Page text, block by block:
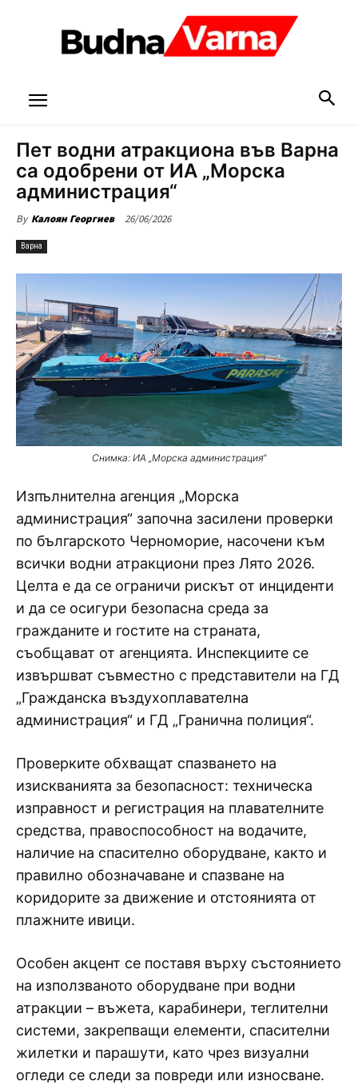
Пет водни атракциона във Варна
са одобрени от ИА „Морска
администрация“
By Калоян Георгиев 26/06/2026
Варна
Снимка: ИА „Морска администрация“
Изпълнителна агенция „Морска
администрация“ започна засилени проверки
по българското Черноморие, насочени към
всички водни атракциони през Лято 2026.
Целта е да се ограничи рискът от инциденти
и да се осигури безопасна среда за
гражданите и гостите на страната,
съобщават от агенцията. Инспекциите се
извършват съвместно с представители на ГД
„Гражданска въздухоплавателна
администрация“ и ГД „Гранична полиция“.
Проверките обхващат спазването на
изискванията за безопасност: техническа
изправност и регистрация на плавателните
средства, правоспособност на водачите,
наличие на спасително оборудване, както и
правилно обозначаване и спазване на
коридорите за движение и отстоянията от
плажните ивици.
Особен акцент се поставя върху състоянието
на използваното оборудване при водни
атракции – въжета, карабинери, теглителни
системи, закрепващи елементи, спасителни
жилетки и парашути, като чрез визуални
огледи се следи за повреди или износване.